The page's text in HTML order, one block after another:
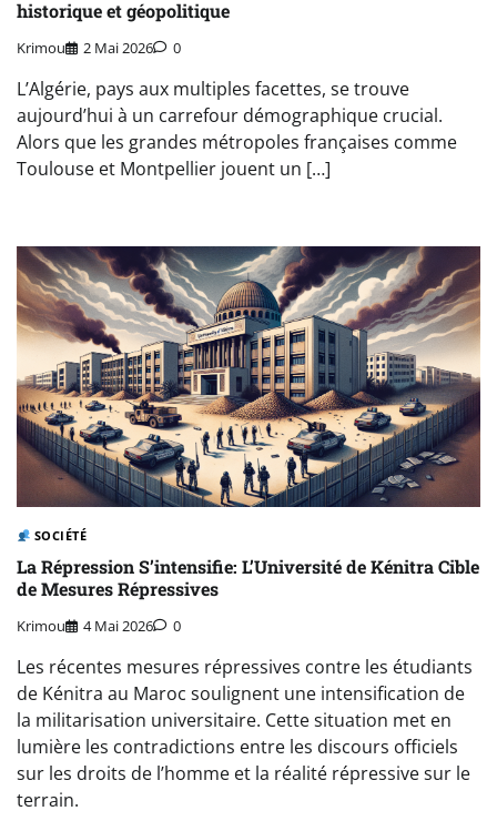
historique et géopolitique
Krimou 2 Mai 2026 0
L’Algérie, pays aux multiples facettes, se trouve
aujourd’hui à un carrefour démographique crucial.
Alors que les grandes métropoles françaises comme
Toulouse et Montpellier jouent un […]
SOCIÉTÉ
La Répression S’intensifie: L’Université de Kénitra Cible
de Mesures Répressives
Krimou 4 Mai 2026 0
Les récentes mesures répressives contre les étudiants
de Kénitra au Maroc soulignent une intensification de
la militarisation universitaire. Cette situation met en
lumière les contradictions entre les discours officiels
sur les droits de l’homme et la réalité répressive sur le
terrain.